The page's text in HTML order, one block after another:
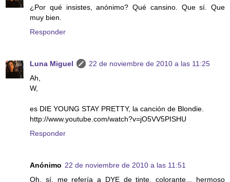
¿Por qué insistes, anónimo? Qué cansino. Que sí. Que
muy bien.
Responder
Luna Miguel
22 de noviembre de 2010 a las 11:25
Ah,
W,
es DIE YOUNG STAY PRETTY, la canción de Blondie.
http://www.youtube.com/watch?v=jO5VV5PISHU
Responder
Anónimo 22 de noviembre de 2010 a las 11:51
Oh, sí, me refería a DYE de tinte, colorante... hermoso